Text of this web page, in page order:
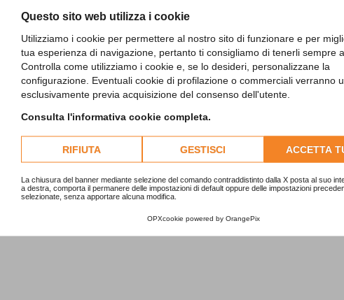
Questo sito web utilizza i cookie
Utilizziamo i cookie per permettere al nostro sito di funzionare e per
tua esperienza di navigazione, pertanto ti consigliamo di tenerli sempre
Controlla come utilizziamo i cookie e, se lo desideri, personalizzane la
configurazione. Eventuali cookie di profilazione o commerciali verranno
esclusivamente previa acquisizione del consenso dell'utente.
Consulta l'informativa cookie completa.
RIFIUTA GESTISCI ACCETTA
La chiusura del banner mediante selezione del comando contraddistinto dalla X posta al suo
a destra, comporta il permanere delle impostazioni di default oppure delle impostazioni
selezionate, senza apportare alcuna modifica.
OPXcookie powered by OrangePix
Mint Fluffy Decoration Rubber die cut rings
ADD TO CART
Pastel Blue